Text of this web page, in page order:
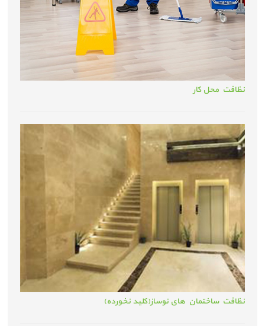
نظافت محل کار
نظافت ساختمان های نوساز(کلید نخورده)